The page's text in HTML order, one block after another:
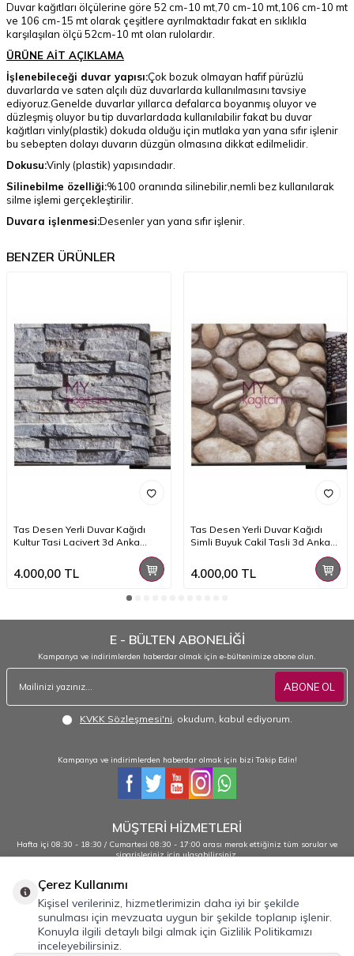
Duvar kağıtları ölçülerine göre 52 cm-10 mt,70 cm-10 mt,106 cm-10 mt
ve 106 cm-15 mt olarak çeşitlere ayrılmaktadır fakat en sıklıkla
karşılaşılan ölçü 52cm-10 mt olan rulolardır.
ÜRÜNE AİT AÇIKLAMA
İşlenebileceği duvar yapısı:Çok bozuk olmayan hafif pürüzlü
duvarlarda ve saten alçılı düz duvarlarda kullanılmasını tavsiye
ediyoruz.Genelde duvarlar yıllarca defalarca boyanmış oluyor ve
düzleşmiş oluyor bu tip duvarlardada kullanılabilir fakat bu duvar
kağıtları vinly(plastik) dokuda olduğu için mutlaka yan yana sıfır işlenir
bu sebepten dolayı duvarın düzgün olmasına dikkat edilmelidir.
Dokusu:Vinly (plastik) yapısındadır.
Silinebilme özelliği:%100 oranında silinebilir,nemli bez kullanılarak
silme işlemi gerçekleştirilir.
Duvara işlenmesi:Desenler yan yana sıfır işlenir.
BENZER ÜRÜNLER
Tas Desen Yerli Duvar Kağıdı
Kultur Tasi Lacivert 3d Anka
4.000,00 TL
Tas Desen Yerli Duvar Kağıdı
Simli Buyuk Cakil Tasli 3d Anka
4.000,00TL
E - BÜLTEN ABONELİĞİ
Kampanya ve indirimlerden haberdar olmak için e-bültenimize abone olun.
ABONE OL
KVKK Sözleşmesi'ni, okudum, kabul ediyorum.
Kampanya ve indirimlerden haberdar olmak için bizi Takip Edin!
MÜŞTERİ HİZMETLERİ
Hafta içi 08:30 - 18:30 / Cumartesi 08:30 - 17:00 arası merak ettiğiniz tüm sorular ve
siparişleriniz için ulaşabilirsiniz.
0232 484 38 44 - 0533 330 88 95
Önemli Bilgiler
Hızlı Erişim
Çerez Kullanımı
Kişisel verileriniz, hizmetlerimizin daha iyi bir şekilde
sunulması için mevzuata uygun bir şekilde toplanıp işlenir.
Konuyla ilgili detaylı bilgi almak için Gizlilik Politikamızı
inceleyebilirsiniz.